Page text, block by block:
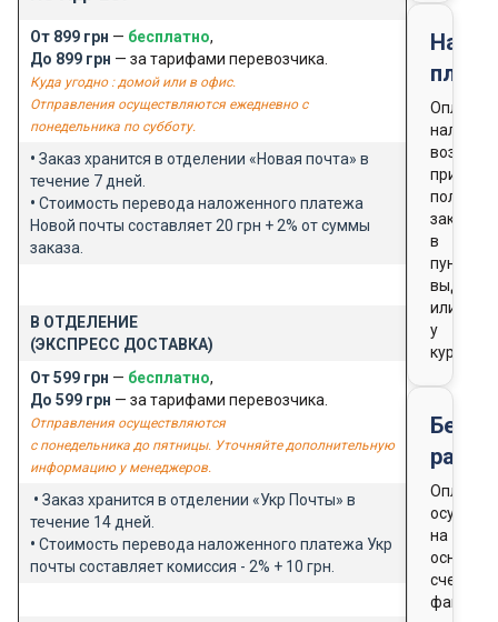
От 899 грн — бесплатно,
До 899 грн — за тарифами перевозчика.
Куда угодно : домой или в офис.
Отправления осуществляются ежедневно с
понедельника по субботу.
• Заказ хранится в отделении «Новая почта» в
течение 7 дней.
• Стоимость перевода наложенного платежа
Новой почты составляет 20 грн + 2% от суммы
заказа.
В ОТДЕЛЕНИЕ
(ЭКСПРЕСС ДОСТАВКА)
От 599 грн — бесплатно,
До 599 грн — за тарифами перевозчика.
Отправления осуществляются
с понедельника до пятницы. Уточняйте дополнительную
информацию у менеджеров.
• Заказ хранится в отделении «Укр Почты» в
течение 14 дней.
• Стоимость перевода наложенного платежа Укр
почты составляет комиссия - 2% + 10 грн.
Оплата
при
заказа
в
пункте
выдачи
или
у
курьера
Оплата
на
счета-
фактуры